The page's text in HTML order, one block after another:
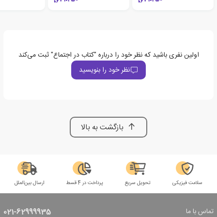
اولین نفری باشید که نظر خود را درباره "کتاب در اجتماع" ثبت می‌کند
نظر خود را بنویسید
بازگشت به بالا
سلامت فیزیکی تحویل سریع پرداخت در 4 قسط ارسال بین‌الملل
تماس با ما 021-62999935